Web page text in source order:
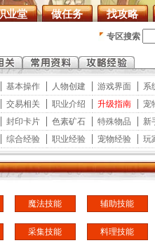
业堂 做任务 找攻略
魔法技能 辅助技能
采集技能 料理技能